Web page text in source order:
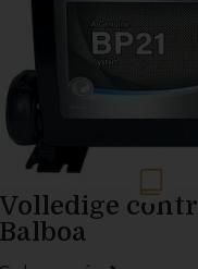
Volledige
Balboa